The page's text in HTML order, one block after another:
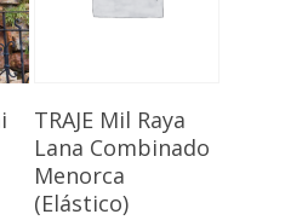
Seleccionar
Opciones
TRAJE Mil Raya
Lana Combinado
Menorca
(Elástico)